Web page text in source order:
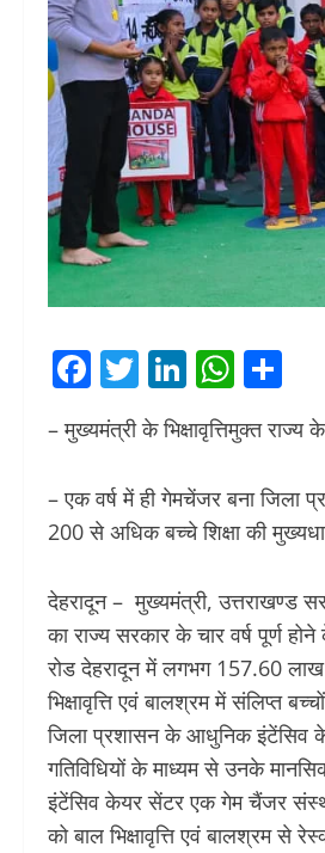
Facebook
Twitter
LinkedIn
– मुख्यमंत्री के भिक्षावृत्तिमुक्त
– एक वर्ष में ही गेमचेंजर बना जिला
200 से अधिक बच्चे शिक्षा की
देहरादून – मुख्यमंत्री, उत्तराखण्ड
का राज्य सरकार के चार वर्ष पूर्ण
रोड देहरादून में लगभग 157.60
भिक्षावृत्ति एवं बालश्रम में संलिप्त
जिला प्रशासन के आधुनिक इंटेंसिव
गतिविधियों के माध्यम से उनके
इंटेंसिव केयर सेंटर एक गेम चैंजर
को बाल भिक्षावृत्ति एवं बालश्रम